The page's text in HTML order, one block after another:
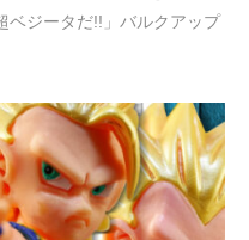
ベジータだ!!」バルクアップ